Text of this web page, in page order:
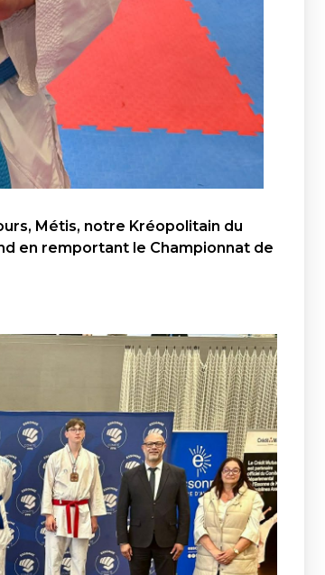
Métis, notre Kréopolitain du
en remportant le Championnat de